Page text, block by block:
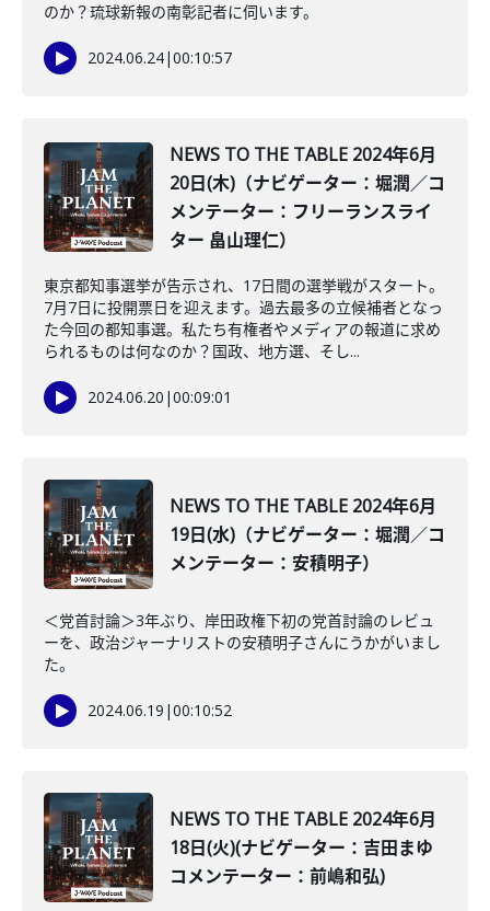
のか？琉球新報の南彰記者に伺います。
2024.06.24|00:10:57
NEWS TO THE TABLE 2024年6月
20日(木)（ナビゲーター：堀潤／コ
メンテーター：フリーランスライ
ター 畠山理仁）
東京都知事選挙が告示され、17日間の選挙戦がスタート。
7月7日に投開票日を迎えます。過去最多の立候補者となっ
た今回の都知事選。私たち有権者やメディアの報道に求め
られるものは何なのか？国政、地方選、そし...
2024.06.20 |00:09:01
NEWS TO THE TABLE 2024年6月
19日(水)（ナビゲーター：堀潤／コ
メンテーター：安積明子）
＜党首討論＞3年ぶり、岸田政権下初の党首討論のレビュ
ーを、政治ジャーナリストの安積明子さんにうかがいまし
た。
2024.06.19 |00:10:52
NEWS TO THE TABLE 2024年6月
18日(火)(ナビゲーター：吉田まゆ
コメンテーター：前嶋和弘)